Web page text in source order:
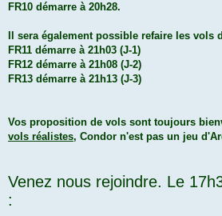
FR10 démarre à 20h28.
Il sera également possible refaire les vols
FR11 démarre à 21h03 (J-1)
FR12 démarre à 21h08 (J-2)
FR13 démarre à 21h13 (J-3)
Vos proposition de vols sont toujours
vols réalistes, Condor n'est pas un jeu
Venez nous rejoindre. Le
: